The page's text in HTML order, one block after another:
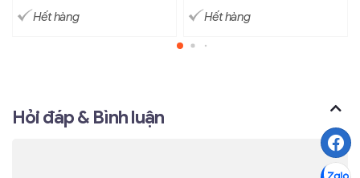
Hết hàng Hết hàng
Hỏi đáp & Bình luận